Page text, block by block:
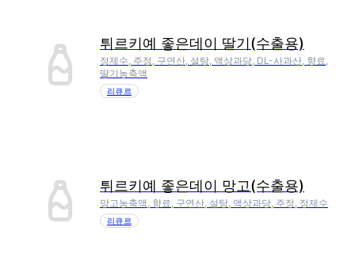
튀르키예 좋은데이 딸기(수출용)
정제수, 주정, 구연산, 설탕, 액상과당, DL-사과산, 향료,
딸기농축액
리큐르
튀르키예 좋은데이 망고(수출용)
망고농축액, 향료, 구연산, 설탕, 액상과당, 주정, 정제수
리큐르